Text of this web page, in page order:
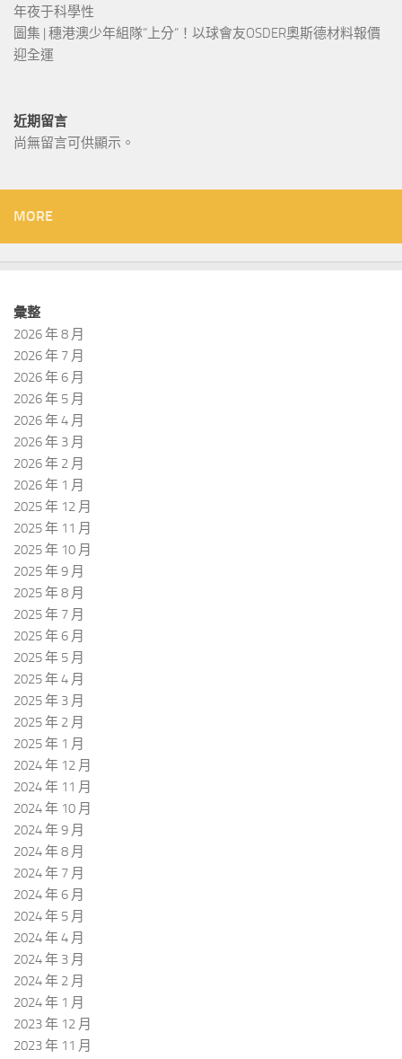
年夜于科學性
圖集 | 穗港澳少年組隊“上分“！以球會友OSDER奧斯德材料報價
迎全運
近期留言
尚無留言可供顯示。
MORE
彙整
2026 年 8 月
2026 年 7 月
2026 年 6 月
2026 年 5 月
2026 年 4 月
2026 年 3 月
2026 年 2 月
2026 年 1 月
2025 年 12 月
2025 年 11 月
2025 年 10 月
2025 年 9 月
2025 年 8 月
2025 年 7 月
2025 年 6 月
2025 年 5 月
2025 年 4 月
2025 年 3 月
2025 年 2 月
2025 年 1 月
2024 年 12 月
2024 年 11 月
2024 年 10 月
2024 年 9 月
2024 年 8 月
2024 年 7 月
2024 年 6 月
2024 年 5 月
2024 年 4 月
2024 年 3 月
2024 年 2 月
2024 年 1 月
2023 年 12 月
2023 年 11 月